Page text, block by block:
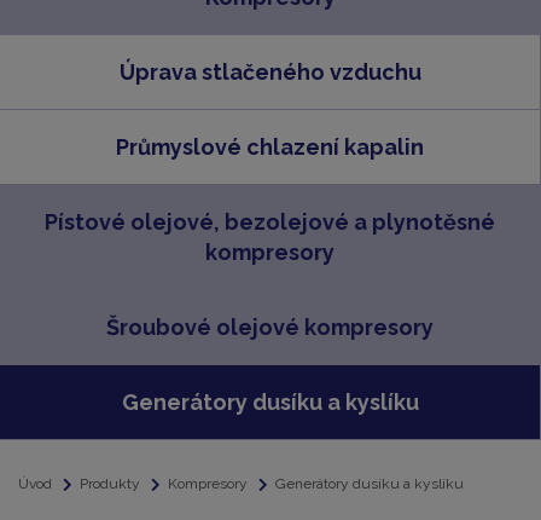
Úprava stlačeného vzduchu
Průmyslové chlazení kapalin
Pístové olejové, bezolejové a plynotěsné
kompresory
Šroubové olejové kompresory
Generátory dusíku a kyslíku
Úvod Produkty Kompresory Generátory dusíku a kyslíku